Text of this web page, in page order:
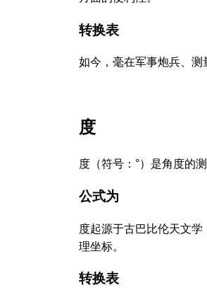
转换表
如今，毫在军事炮兵、测
度
度（符号：°）是角度的
公式为
度起源于古巴比伦天文
理坐标。
转换表